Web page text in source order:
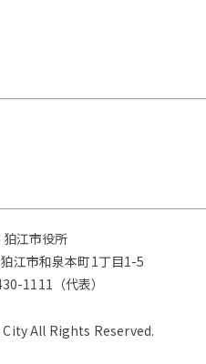
江市役所
江市和泉本町1丁目1-5
1111（代表）
All Rights Reserved.